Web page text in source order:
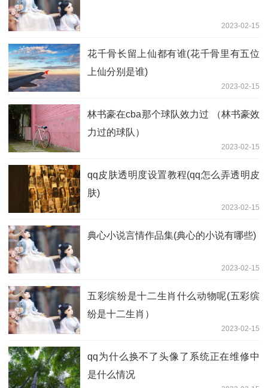
2023-02-15
花千骨长留上仙都有谁(花千骨里有五位
上仙分别是谁)
2023-02-15
林书豪在cba那个球队效力过 （林书豪效
力过的球队）
2023-02-15
qq皮肤透明度设置教程(qq怎么弄透明皮
肤)
2023-02-15
典心小说言情作品集(典心的小说有哪些)
2023-02-15
五彩缤纷是十二生肖什么动物呢(五彩缤
纷是十二生肖）
2023-02-15
qq为什么换不了头像了系统正在维修中
是什么情况